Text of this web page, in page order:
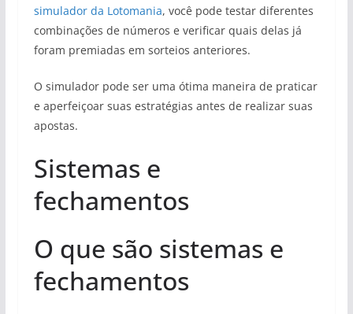
simulador da Lotomania, você pode testar diferentes
combinações de números e verificar quais delas já
foram premiadas em sorteios anteriores.
O simulador pode ser uma ótima maneira de praticar
e aperfeiçoar suas estratégias antes de realizar suas
apostas.
Sistemas e
fechamentos
O que são sistemas e
fechamentos